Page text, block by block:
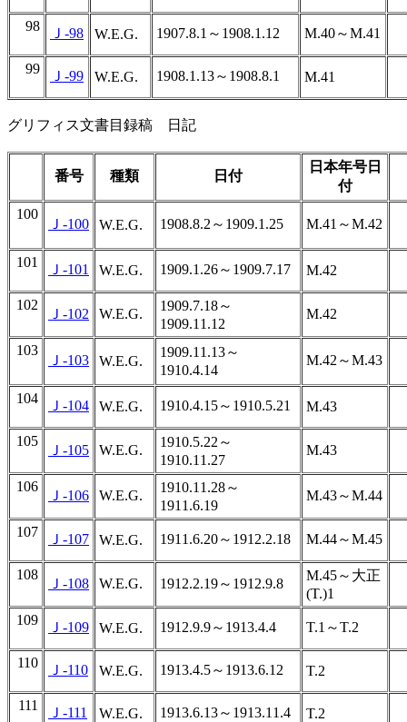
98 Ｊ-98 W.E.G. 1907.8.1～1908.1.12 M.40～M.41
99 Ｊ-99 W.E.G. 1908.1.13～1908.8.1 M.41
グリフィス文書目録稿 日記
番号 種類 日付
日本年号日
付
100
Ｊ-100 W.E.G. 1908.8.2～1909.1.25 M.41～M.42
101 Ｊ-101 W.E.G. 1909.1.26～1909.7.17 M.42
102
Ｊ-102 W.E.G.
1909.7.18～
1909.11.12
M.42
103
Ｊ-103 W.E.G.
1909.11.13～
1910.4.14
M.42～M.43
104 Ｊ-104 W.E.G. 1910.4.15～1910.5.21 M.43
105
Ｊ-105 W.E.G.
1910.5.22～
1910.11.27
M.43
106
Ｊ-106 W.E.G.
1910.11.28～
1911.6.19
M.43～M.44
107 Ｊ-107 W.E.G. 1911.6.20～1912.2.18 M.44～M.45
108
Ｊ-108 W.E.G. 1912.2.19～1912.9.8
M.45～大正
(T.)1
109
Ｊ-109 W.E.G. 1912.9.9～1913.4.4 T.1～T.2
110 Ｊ-110 W.E.G. 1913.4.5～1913.6.12 T.2
111 Ｊ-111 W.E.G. 1913.6.13～1913.11.4 T.2